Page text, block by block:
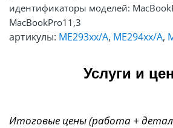
идентификаторы моделей:
MacBookPro11,3
артикулы: ME293xx/A, ME294xx/A,
Услуги и
Итоговые цены (работа +